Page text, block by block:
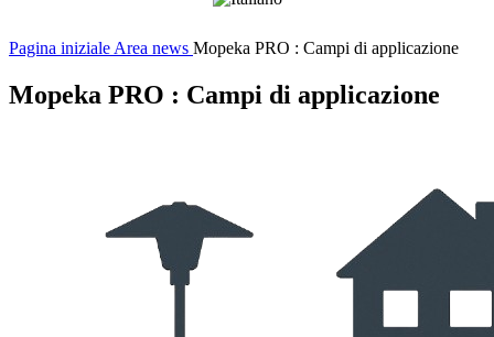
Pagina iniziale Area news Mopeka PRO : Campi di applicazione
Mopeka PRO : Campi di applicazione